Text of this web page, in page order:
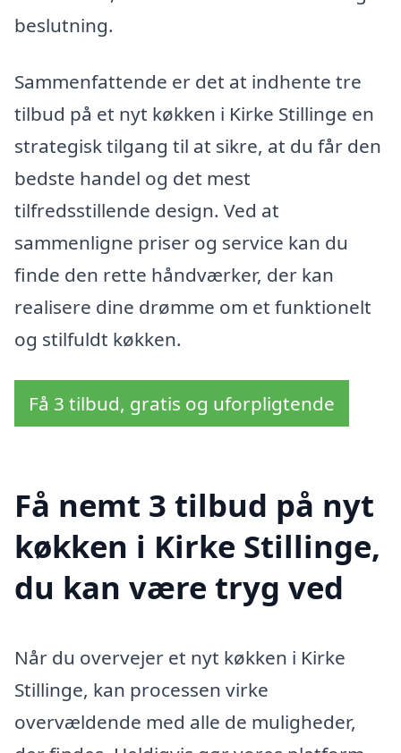
beslutning.
Sammenfattende er det at indhente tre
tilbud på et nyt køkken i Kirke Stillinge en
strategisk tilgang til at sikre, at du får den
bedste handel og det mest
tilfredsstillende design. Ved at
sammenligne priser og service kan du
finde den rette håndværker, der kan
realisere dine drømme om et funktionelt
og stilfuldt køkken.
Få 3 tilbud, gratis og uforpligtende
Få nemt 3 tilbud på nyt
køkken i Kirke Stillinge,
du kan være tryg ved
Når du overvejer et nyt køkken i Kirke
Stillinge, kan processen virke
overvældende med alle de muligheder,